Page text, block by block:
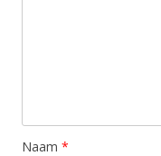
Naam *